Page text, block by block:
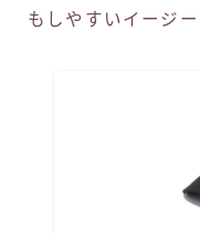
もしやすいイージ